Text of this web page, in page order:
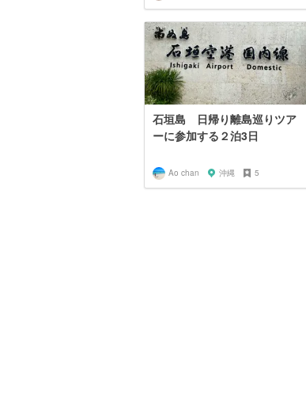
石垣島 日帰り離島巡りツア
ーに参加する２泊3日
Ao chan 沖縄 5